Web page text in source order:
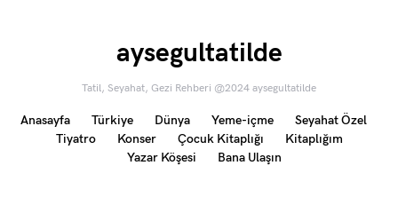
aysegultatilde
Tatil, Seyahat, Gezi Rehberi @2024 aysegultatilde
Anasayfa Türkiye Dünya Yeme-içme
Seyahat Özel
Tiyatro
Konser Çocuk Kitaplığı
Kitaplığım
Yazar Köşesi
Bana Ulaşın